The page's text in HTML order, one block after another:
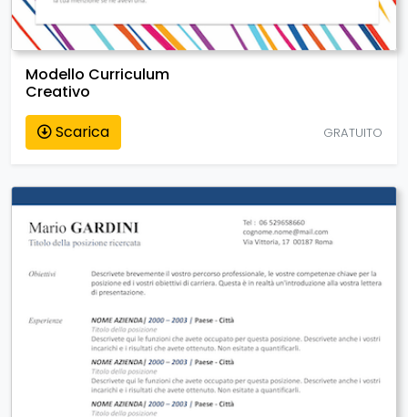
Modello Curriculum
Creativo
Scarica
GRATUITO